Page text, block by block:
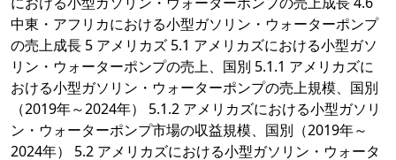
中東・アフリカにおける小型ガソリン・ウォーターポンプ
の売上成長 5 アメリカズ 5.1 アメリカズにおける小型ガソ
リン・ウォーターポンプの売上、国別 5.1.1 アメリカズに
おける小型ガソリン・ウォーターポンプの売上規模、国別
（2019年～2024年） 5.1.2 アメリカズにおける小型ガソリ
ン・ウォーターポンプ市場の収益規模、国別（2019年～
2024年） 5.2 アメリカズにおける小型ガソリン・ウォータ